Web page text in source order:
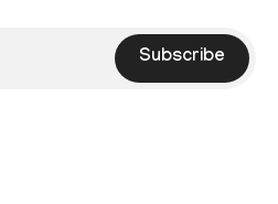
Subscribe